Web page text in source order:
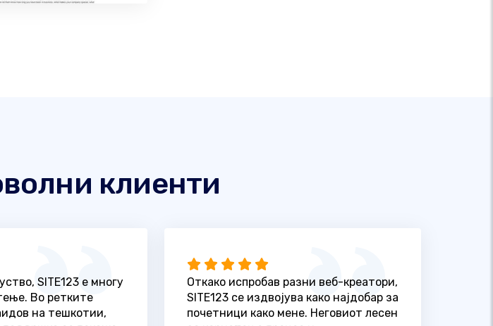
клиенти
SITE123 е многу
Во ретките
на тешкотии,
Откако испробав разни веб-креатори,
SITE123 се издвојува како најдобар за
почетници како мене. Неговиот лесен